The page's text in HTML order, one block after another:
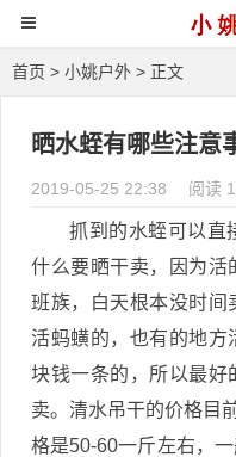
首页 > 小姚户外 > 正文
晒水蛭有哪些注意
2019-05-25 22:38 阅读
抓到的水蛭可以直
什么要晒干卖，因为活
班族，白天根本没时间
活蚂蟥的，也有的地方
块钱一条的，所以最好
卖。清水吊干的价格目
格是50-60一斤左右，